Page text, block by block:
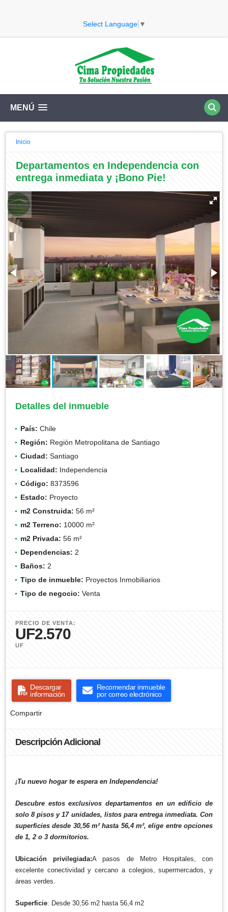
Select Language ▼
MENÚ
Inicio
Departamentos en Independencia con
entrega inmediata y ¡Bono Pie!
Detalles del inmueble
País: Chile
Región: Región Metropolitana de Santiago
Ciudad: Santiago
Localidad: Independencia
Código: 8373596
Estado: Proyecto
m2 Construida: 56 m²
m2 Terreno: 10000 m²
m2 Privada: 56 m²
Dependencias: 2
Baños: 2
Tipo de inmueble: Proyectos Inmobiliarios
Tipo de negocio: Venta
PRECIO DE VENTA:
UF2.570
UF
Descargar
información
Recomendar inmueble
por correo electrónico
Compartir
Descripción Adicional
¡Tu nuevo hogar te espera en Independencia!
Descubre estos exclusivos departamentos en un edificio de
solo 8 pisos y 17 unidades, listos para entrega inmediata. Con
superficies desde 30,56 m² hasta 56,4 m², elige entre opciones
de 1, 2 o 3 dormitorios.
Ubicación privilegiada:A pasos de Metro Hospitales, con
excelente conectividad y cercano a colegios, supermercados, y
áreas verdes.
Superficie: Desde 30,56 m2 hasta 56,4 m2